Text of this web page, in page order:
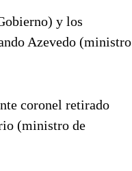
y los
Azevedo (ministro
coronel retirado
(ministro de